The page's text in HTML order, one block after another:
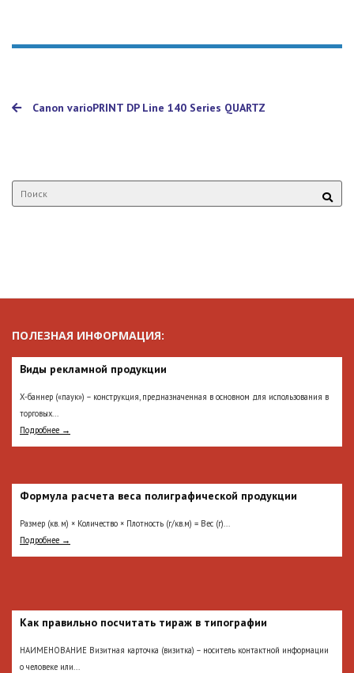
Canon varioPRINT DP Line 140 Series QUARTZ
ПОЛЕЗНАЯ ИНФОРМАЦИЯ:
Виды рекламной продукции
Х-баннер («паук») – конструкция, предназначенная в основном для использования в
торговых...
Подробнее →
Формула расчета веса полиграфической продукции
Размер (кв. м) × Количество × Плотность (г/кв.м) = Вес (г)...
Подробнее →
Как правильно посчитать тираж в типографии
НАИМЕНОВАНИЕ Визитная карточка (визитка) – носитель контактной информации
о человеке или...